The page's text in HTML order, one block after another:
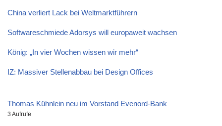
China verliert Lack bei Weltmarktführern
Softwareschmiede Adorsys will europaweit wachsen
König: „In vier Wochen wissen wir mehr“
IZ: Massiver Stellenabbau bei Design Offices
Thomas Kühnlein neu im Vorstand Evenord-Bank
3 Aufrufe